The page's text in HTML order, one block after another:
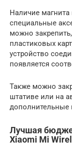
Наличие магнита
специальные
можно
пластиковых
устройство
появляется
Также можно
штативе или на
дополнительные
Лучшая
Xiaomi Mi